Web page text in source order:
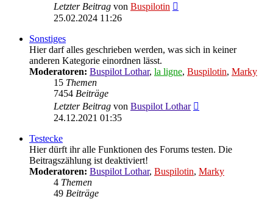
Letzter Beitrag von Buspilotin
25.02.2024 11:26
Sonstiges
Hier darf alles geschrieben werden, was sich in keiner
anderen Kategorie einordnen lässt.
Moderatoren: Buspilot Lothar, la ligne, Buspilotin, Marky
15 Themen
7454 Beiträge
Letzter Beitrag von Buspilot Lothar
24.12.2021 01:35
Testecke
Hier dürft ihr alle Funktionen des Forums testen. Die
Beitragszählung ist deaktiviert!
Moderatoren: Buspilot Lothar, Buspilotin, Marky
4 Themen
49 Beiträge